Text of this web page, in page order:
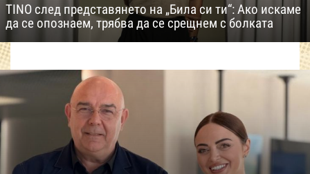
TINO след представянето на „Била си ти“: Ако искаме
да се опознаем, трябва да се срещнем с болката